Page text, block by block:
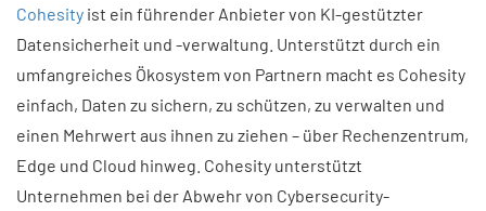
Cohesity ist ein führender Anbieter von KI-gestützter
Datensicherheit und -verwaltung. Unterstützt durch ein
umfangreiches Ökosystem von Partnern macht es Cohesity
einfach, Daten zu sichern, zu schützen, zu verwalten und
einen Mehrwert aus ihnen zu ziehen – über Rechenzentrum,
Edge und Cloud hinweg. Cohesity unterstützt
Unternehmen bei der Abwehr von Cybersecurity-